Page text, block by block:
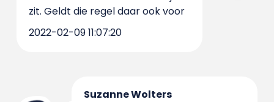
zit. Geldt die regel daar ook voor
2022-02-09 11:07:20
Suzanne Wolters